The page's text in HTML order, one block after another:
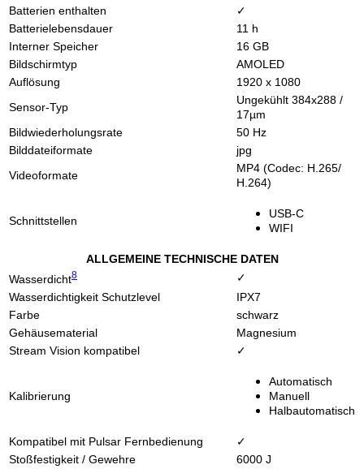
Batterien enthalten
✓
Batterielebensdauer
11 h
Interner Speicher
16 GB
Bildschirmtyp
AMOLED
Auflösung
1920 x 1080
Sensor-Typ
Ungekühlt 384x288 /
17µm
Bildwiederholungsrate
50 Hz
Bilddateiformate
jpg
Videoformate
MP4 (Codec: H.265/
H.264)
Schnittstellen
USB-C
WIFI
ALLGEMEINE TECHNISCHE DATEN
Wasserdicht8
✓
Wasserdichtigkeit Schutzlevel
IPX7
Farbe
schwarz
Gehäusematerial
Magnesium
Stream Vision kompatibel
✓
Kalibrierung
Automatisch
Manuell
Halbautomatisch
Kompatibel mit Pulsar Fernbedienung
✓
Stoßfestigkeit / Gewehre
6000 J